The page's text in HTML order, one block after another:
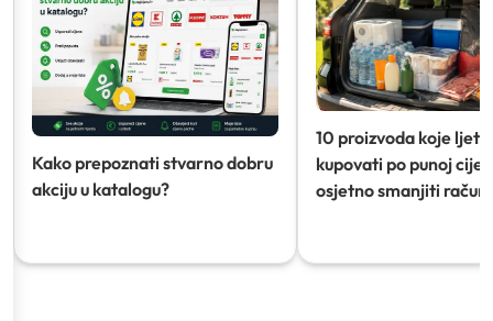
Kako prepoznati stvarno dobru
akciju u katalogu?
10 proizvoda koje ljeti
kupovati po punoj
osjetno smanjiti račun)